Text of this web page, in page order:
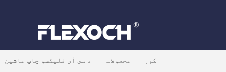
کور محصولات د سي آی فلیکسو چاپ ماشین